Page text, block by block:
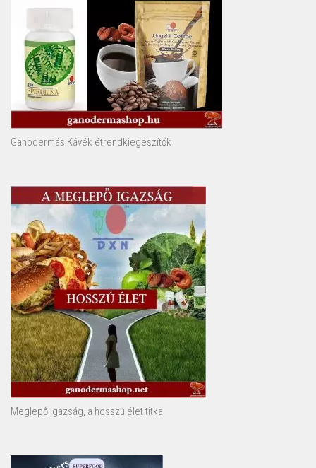
Ganodermás Kávék étrendkiegészítők
Meglepő igazság, a hosszú élet titka